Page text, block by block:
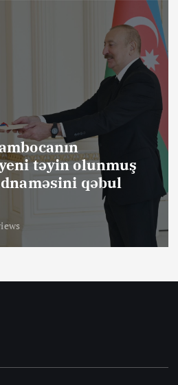
təyin olunmuş
qəbul